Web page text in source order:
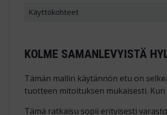
Käyttökohteet
KOLME SAMANLEVYISTÄ
Tämän mallin käytännön etu on
tuotteen mitoituksen mukaisesti.
Tämä ratkaisu sopii erityisesti